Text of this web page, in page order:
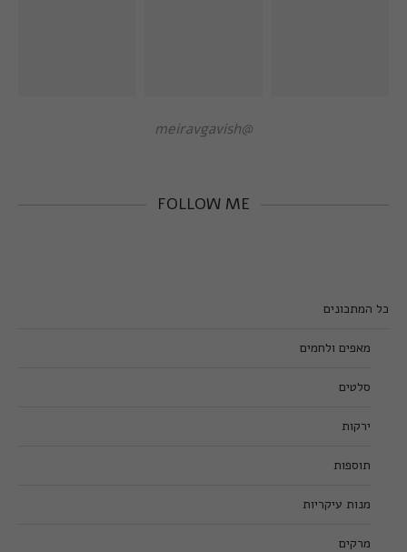
@meiravgavish
FOLLOW ME
כל המתכונים
מאפים ולחמים
סלטים
ירקות
תוספות
מנות עיקריות
מרקים